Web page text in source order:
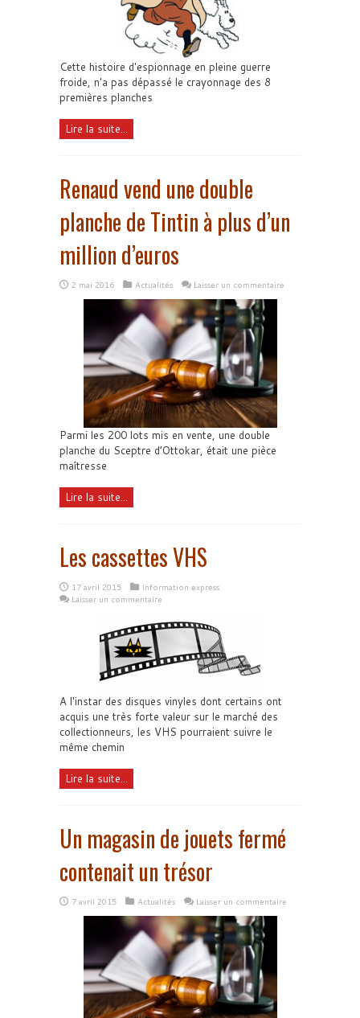
Cette histoire d'espionnage en pleine guerre
froide, n'a pas dépassé le crayonnage des 8
premières planches
Lire la suite...
Renaud vend une double
planche de Tintin à plus d’un
million d’euros
2 mai 2016 Actualités Laisser un commentaire
Parmi les 200 lots mis en vente, une double
planche du Sceptre d’Ottokar, était une pièce
maîtresse
Lire la suite...
Les cassettes VHS
17 avril 2015
Information express
Laisser un commentaire
A l'instar des disques vinyles dont certains ont
acquis une très forte valeur sur le marché des
collectionneurs, les VHS pourraient suivre le
même chemin
Lire la suite...
Un magasin de jouets fermé
contenait un trésor
7 avril 2015 Actualités Laisser un commentaire